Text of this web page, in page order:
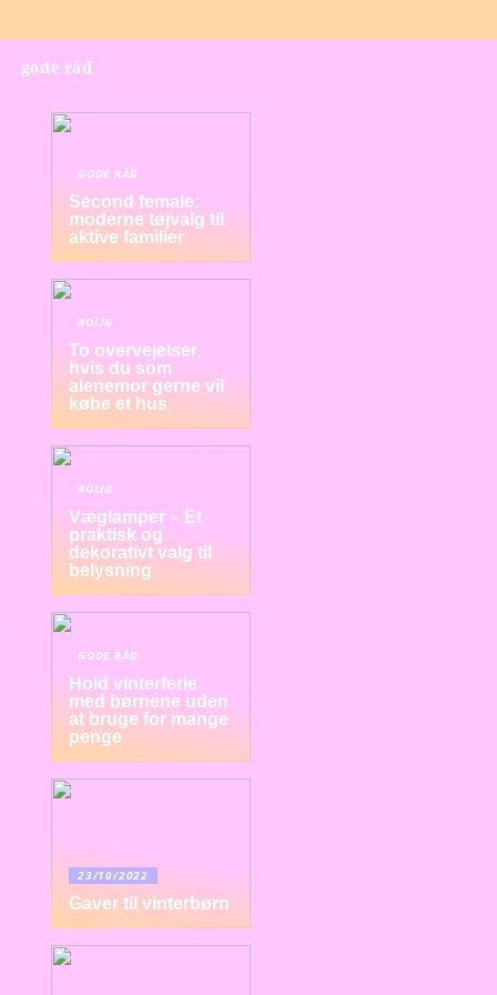
gode råd
GODE RÅD
Second female:
moderne tøjvalg til
aktive familier
BOLIG
To overvejelser,
hvis du som
alenemor gerne vil
købe et hus
BOLIG
Væglamper – Et
praktisk og
dekorativt valg til
belysning
GODE RÅD
Hold vinterferie
med børnene uden
at bruge for mange
penge
23/10/2022
Gaver til vinterbørn